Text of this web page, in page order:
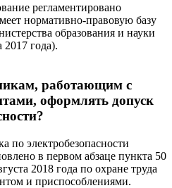
регламентировано
нормативно-правовую базу
образования и науки
года).
работающим с
оформлять допуск
по электробезопасности
в первом абзаце пункта 50
2018 года по охране труда
и приспособлениями.